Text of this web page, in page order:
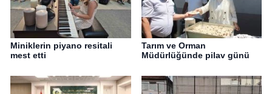
Miniklerin piyano resitali
mest etti
Tarım ve Orman
Müdürlüğünde pilav günü